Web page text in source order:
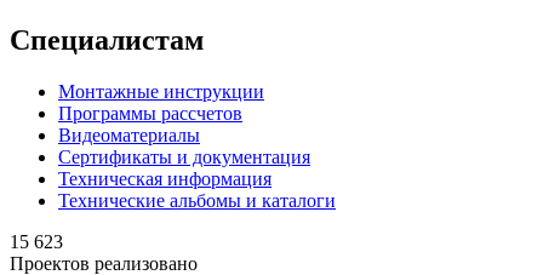
Специалистам
Монтажные инструкции
Программы рассчетов
Видеоматериалы
Сертификаты и документация
Техническая информация
Технические альбомы и каталоги
15 623
Проектов реализовано